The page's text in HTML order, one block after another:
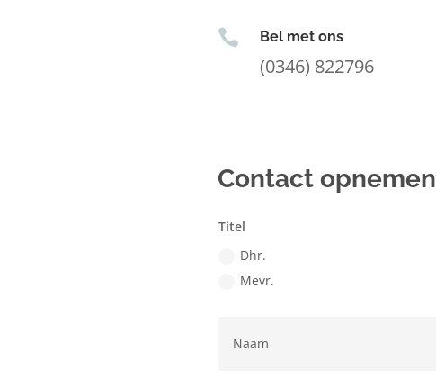
 Bel met ons
(0346) 822796
Contact opnemen
Titel
Dhr.
Mevr.